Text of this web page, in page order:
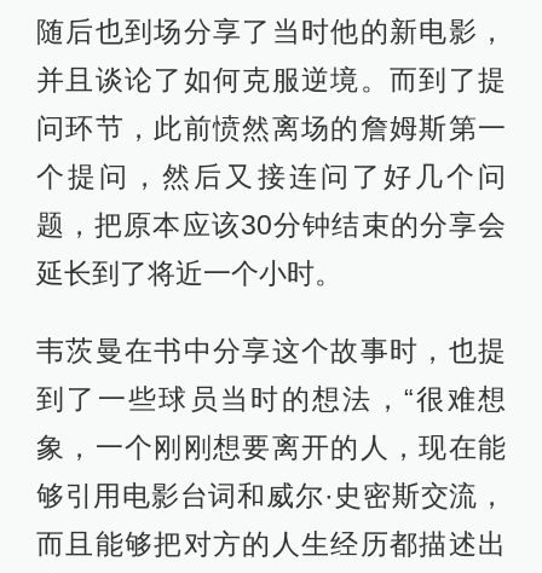
随后也到场分享了当时他的新电影，
并且谈论了如何克服逆境。而到了提
问环节，此前愤然离场的詹姆斯第一
个提问，然后又接连问了好几个问
题，把原本应该30分钟结束的分享会
延长到了将近一个小时。
韦茨曼在书中分享这个故事时，也提
到了一些球员当时的想法，“很难想
象，一个刚刚想要离开的人，现在能
够引用电影台词和威尔·史密斯交流，
而且能够把对方的人生经历都描述出